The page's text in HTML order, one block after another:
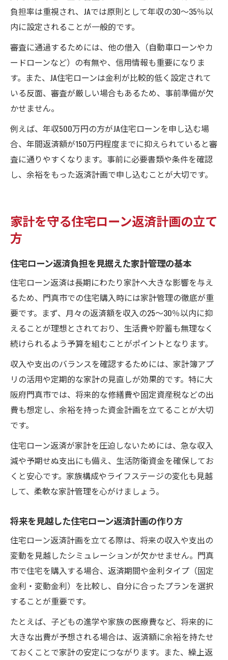
負担率は重視され、JAでは原則として年収の30～35％以
内に設定されることが一般的です。
審査に通過するためには、他の借入（自動車ローンやカ
ードローンなど）の有無や、信用情報も重要になりま
す。また、JA住宅ローンは金利が比較的低く設定されて
いる反面、審査が厳しい場合もあるため、事前準備が欠
かせません。
例えば、年収500万円の方がJA住宅ローンを申し込む場
合、年間返済額が150万円程度までに抑えられていると審
査に通りやすくなります。事前に必要書類や条件を確認
し、余裕をもった返済計画で申し込むことが大切です。
家計を守る住宅ローン返済計画の立て
方
住宅ローン返済負担を見据えた家計管理の基本
住宅ローン返済は長期にわたり家計へ大きな影響を与え
るため、門真市での住宅購入時には家計管理の徹底が重
要です。まず、月々の返済額を収入の25〜30％以内に抑
えることが理想とされており、生活費や貯蓄も無理なく
続けられるよう予算を組むことがポイントとなります。
収入や支出のバランスを確認するためには、家計簿アプ
リの活用や定期的な家計の見直しが効果的です。特に大
阪府門真市では、将来的な修繕費や固定資産税などの出
費も想定し、余裕を持った資金計画を立てることが大切
です。
住宅ローン返済が家計を圧迫しないためには、急な収入
減や予期せぬ支出にも備え、生活防衛資金を確保してお
くと安心です。家族構成やライフステージの変化も見越
して、柔軟な家計管理を心がけましょう。
将来を見越した住宅ローン返済計画の作り方
住宅ローン返済計画を立てる際は、将来の収入や支出の
変動を見越したシミュレーションが欠かせません。門真
市で住宅を購入する場合、返済期間や金利タイプ（固定
金利・変動金利）を比較し、自分に合ったプランを選択
することが重要です。
たとえば、子どもの進学や家族の医療費など、将来的に
大きな出費が予想される場合は、返済額に余裕を持たせ
ておくことで家計の安定につながります。また、繰上返